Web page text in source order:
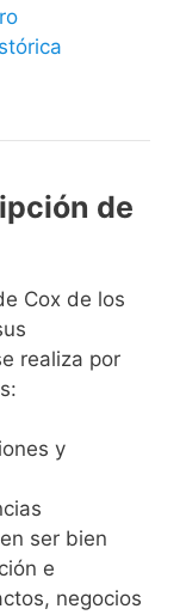
de
Cox de los
realiza por
y
ser bien
e
negocios